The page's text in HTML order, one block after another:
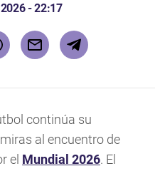
- 22:17
continúa su
al encuentro de
el Mundial 2026. El